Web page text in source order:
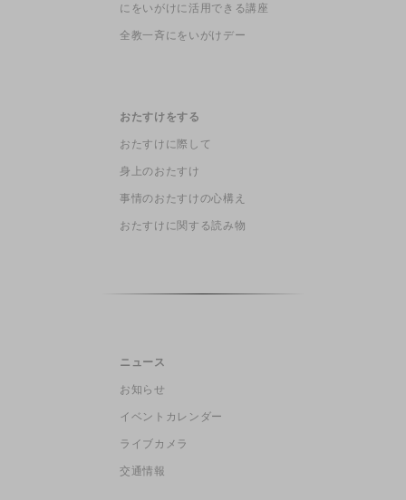
にをいがけに活用できる講座
全教一斉にをいがけデー
おたすけをする
おたすけに際して
身上のおたすけ
事情のおたすけの心構え
おたすけに関する読み物
ニュース
お知らせ
イベントカレンダー
ライブカメラ
交通情報